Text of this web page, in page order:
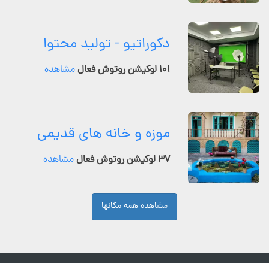
دکوراتیو - تولید محتوا
۱۰۱ لوکیشن روتوش فعال مشاهده
موزه و خانه های قدیمی
۳۷ لوکیشن روتوش فعال مشاهده
مشاهده همه مکانها